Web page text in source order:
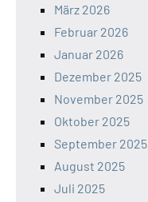
März 2026
Februar 2026
Januar 2026
Dezember 2025
November 2025
Oktober 2025
September 2025
August 2025
Juli 2025